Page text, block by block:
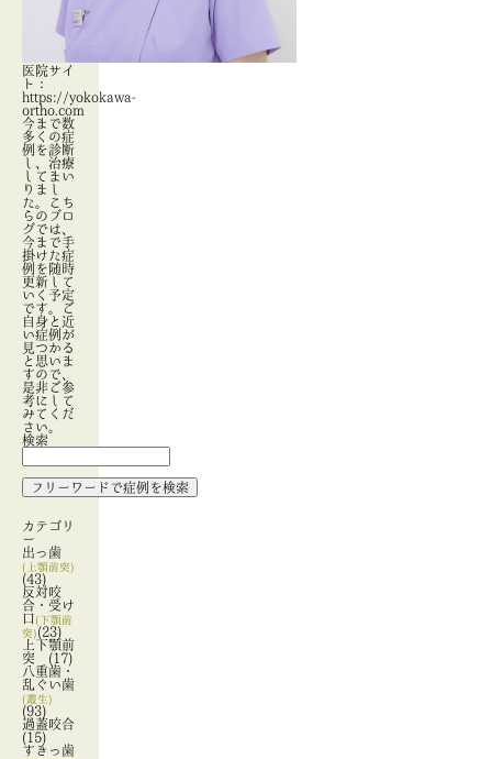
医院サイ
ト：
https://yokokawa-
ortho.com
今まで数
多くの症
例を診断
し、治療
してまい
りまし
た。こち
らのブロ
グでは、
今まで手
掛けた症
例を随時
更新して
いく予定
です。ご
自身と近
い症例が
見つかる
と思いま
すので、
是非ご参
考にして
みてくだ
さい。
検索
カテゴリ
ー
出っ歯
(上顎前突)
(43)
反対咬
合・受け
口 (下顎前
突)(23)
上下顎前
突 (17)
八重歯・
乱ぐい歯
(叢生)
(93)
過蓋咬合
(15)
すきっ歯